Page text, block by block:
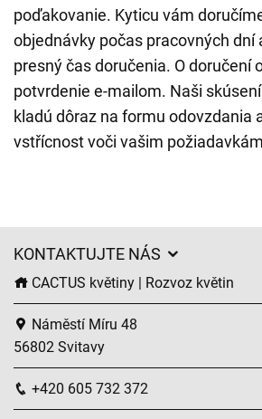
poďakovanie. Kyticu vám
objednávky počas pracovných dní
presný čas doručenia. O doručení
potvrdenie e-mailom. Naši
kladú dôraz na formu odovzdania
vstřícnost voči vašim
KONTAKTUJTE NÁS
CACTUS květiny | Rozvoz květin
Náměstí Míru 48
56802 Svitavy
+420 605 732 372